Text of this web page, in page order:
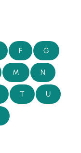
F G
M N
T U